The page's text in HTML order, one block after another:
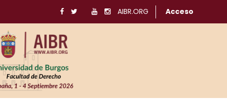
AIBR.ORG Acceso